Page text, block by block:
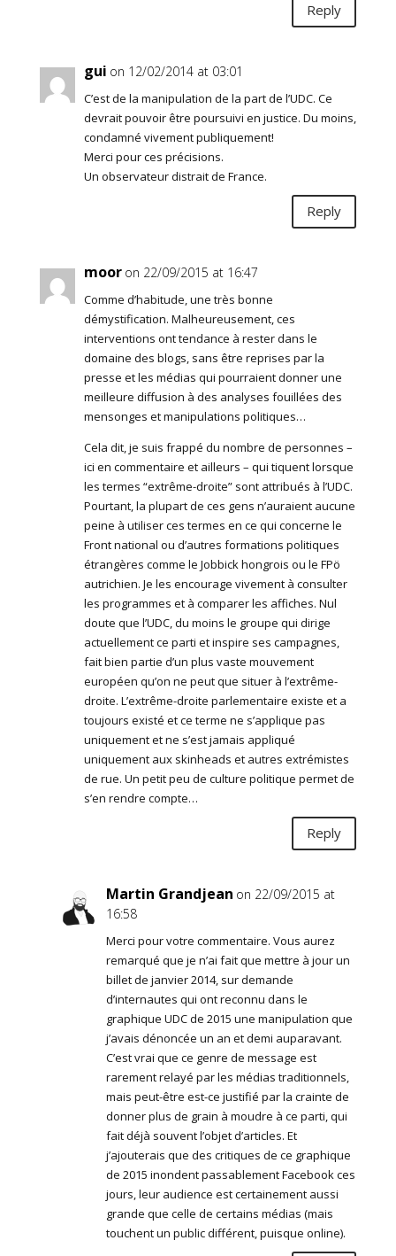
Reply
gui on 12/02/2014 at 03:01
C’est de la manipulation de la part de l’UDC. Ce
devrait pouvoir être poursuivi en justice. Du moins,
condamné vivement publiquement!
Merci pour ces précisions.
Un observateur distrait de France.
Reply
moor on 22/09/2015 at 16:47
Comme d’habitude, une très bonne
démystification. Malheureusement, ces
interventions ont tendance à rester dans le
domaine des blogs, sans être reprises par la
presse et les médias qui pourraient donner une
meilleure diffusion à des analyses fouillées des
mensonges et manipulations politiques…
Cela dit, je suis frappé du nombre de personnes –
ici en commentaire et ailleurs – qui tiquent lorsque
les termes “extrême-droite” sont attribués à l’UDC.
Pourtant, la plupart de ces gens n’auraient aucune
peine à utiliser ces termes en ce qui concerne le
Front national ou d’autres formations politiques
étrangères comme le Jobbick hongrois ou le FPö
autrichien. Je les encourage vivement à consulter
les programmes et à comparer les affiches. Nul
doute que l’UDC, du moins le groupe qui dirige
actuellement ce parti et inspire ses campagnes,
fait bien partie d’un plus vaste mouvement
européen qu’on ne peut que situer à l’extrême-
droite. L’extrême-droite parlementaire existe et a
toujours existé et ce terme ne s’applique pas
uniquement et ne s’est jamais appliqué
uniquement aux skinheads et autres extrémistes
de rue. Un petit peu de culture politique permet de
s’en rendre compte…
Reply
Martin Grandjean on 22/09/2015 at
16:58
Merci pour votre commentaire. Vous aurez
remarqué que je n’ai fait que mettre à jour un
billet de janvier 2014, sur demande
d’internautes qui ont reconnu dans le
graphique UDC de 2015 une manipulation que
j’avais dénoncée un an et demi auparavant.
C’est vrai que ce genre de message est
rarement relayé par les médias traditionnels,
mais peut-être est-ce justifié par la crainte de
donner plus de grain à moudre à ce parti, qui
fait déjà souvent l’objet d’articles. Et
j’ajouterais que des critiques de ce graphique
de 2015 inondent passablement Facebook ces
jours, leur audience est certainement aussi
grande que celle de certains médias (mais
touchent un public différent, puisque online).